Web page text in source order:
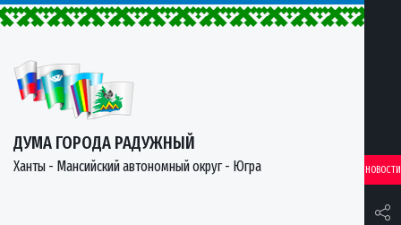
ДУМА ГОРОДА РАДУЖНЫЙ
Ханты - Мансийский автономный округ - Югра НОВОСТИ